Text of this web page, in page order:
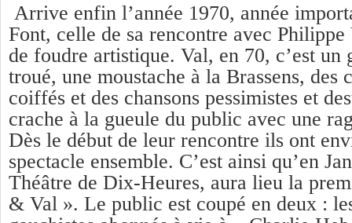
Arrive enfin l’année 1970, année
Font, celle de sa rencontre avec Philippe
de foudre artistique. Val, en 70, c’est un
troué, une moustache à la Brassens, des
coiffés et des chansons pessimistes et
crache à la gueule du public avec une
Dès le début de leur rencontre ils ont
spectacle ensemble. C’est ainsi qu’en
Théâtre de Dix-Heures, aura lieu la
& Val ». Le public est coupé en deux :